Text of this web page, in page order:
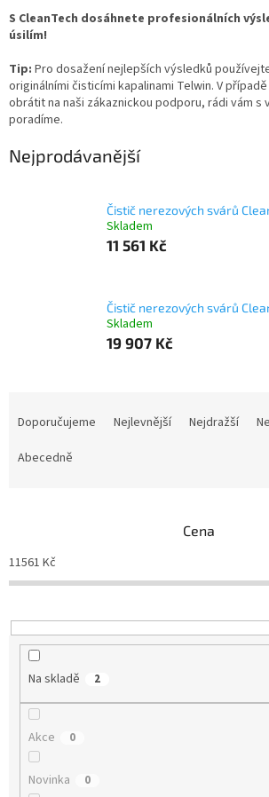
S CleanTech dosáhnete profesionálních
úsilím!
Tip: Pro dosažení nejlepších výsledků
originálními čisticími kapalinami Telwin. V
obrátit na naši zákaznickou podporu, rádi vám s
poradíme.
Nejprodávanější
Čistič nerezových svárů
Skladem
11 561 Kč
Čistič nerezových svárů
Skladem
19 907 Kč
o
d
k
t
Doporučujeme Nejlevnější Nejdražší
Abecedně
Cena
11561 Kč
Na skladě 2
Akce 0
Novinka 0